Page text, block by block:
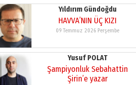
Yıldırım Gündoğdu
HAVVA’NIN ÜÇ KIZI
09 Temmuz 2026 Perşembe
Yusuf POLAT
Şampiyonluk Sebahattin
Şirin’e yazar